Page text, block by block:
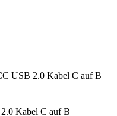
USB 2.0 Kabel C auf B